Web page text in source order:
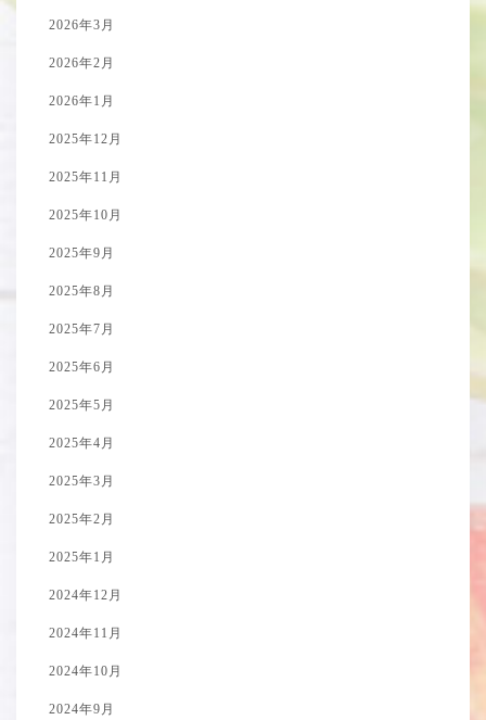
2026年3月
2026年2月
2026年1月
2025年12月
2025年11月
2025年10月
2025年9月
2025年8月
2025年7月
2025年6月
2025年5月
2025年4月
2025年3月
2025年2月
2025年1月
2024年12月
2024年11月
2024年10月
2024年9月